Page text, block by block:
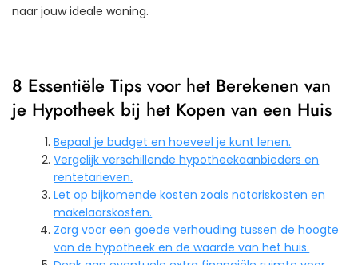
naar jouw ideale woning.
8 Essentiële Tips voor het Berekenen van
je Hypotheek bij het Kopen van een Huis
Bepaal je budget en hoeveel je kunt lenen.
Vergelijk verschillende hypotheekaanbieders en
rentetarieven.
Let op bijkomende kosten zoals notariskosten en
makelaarskosten.
Zorg voor een goede verhouding tussen de hoogte
van de hypotheek en de waarde van het huis.